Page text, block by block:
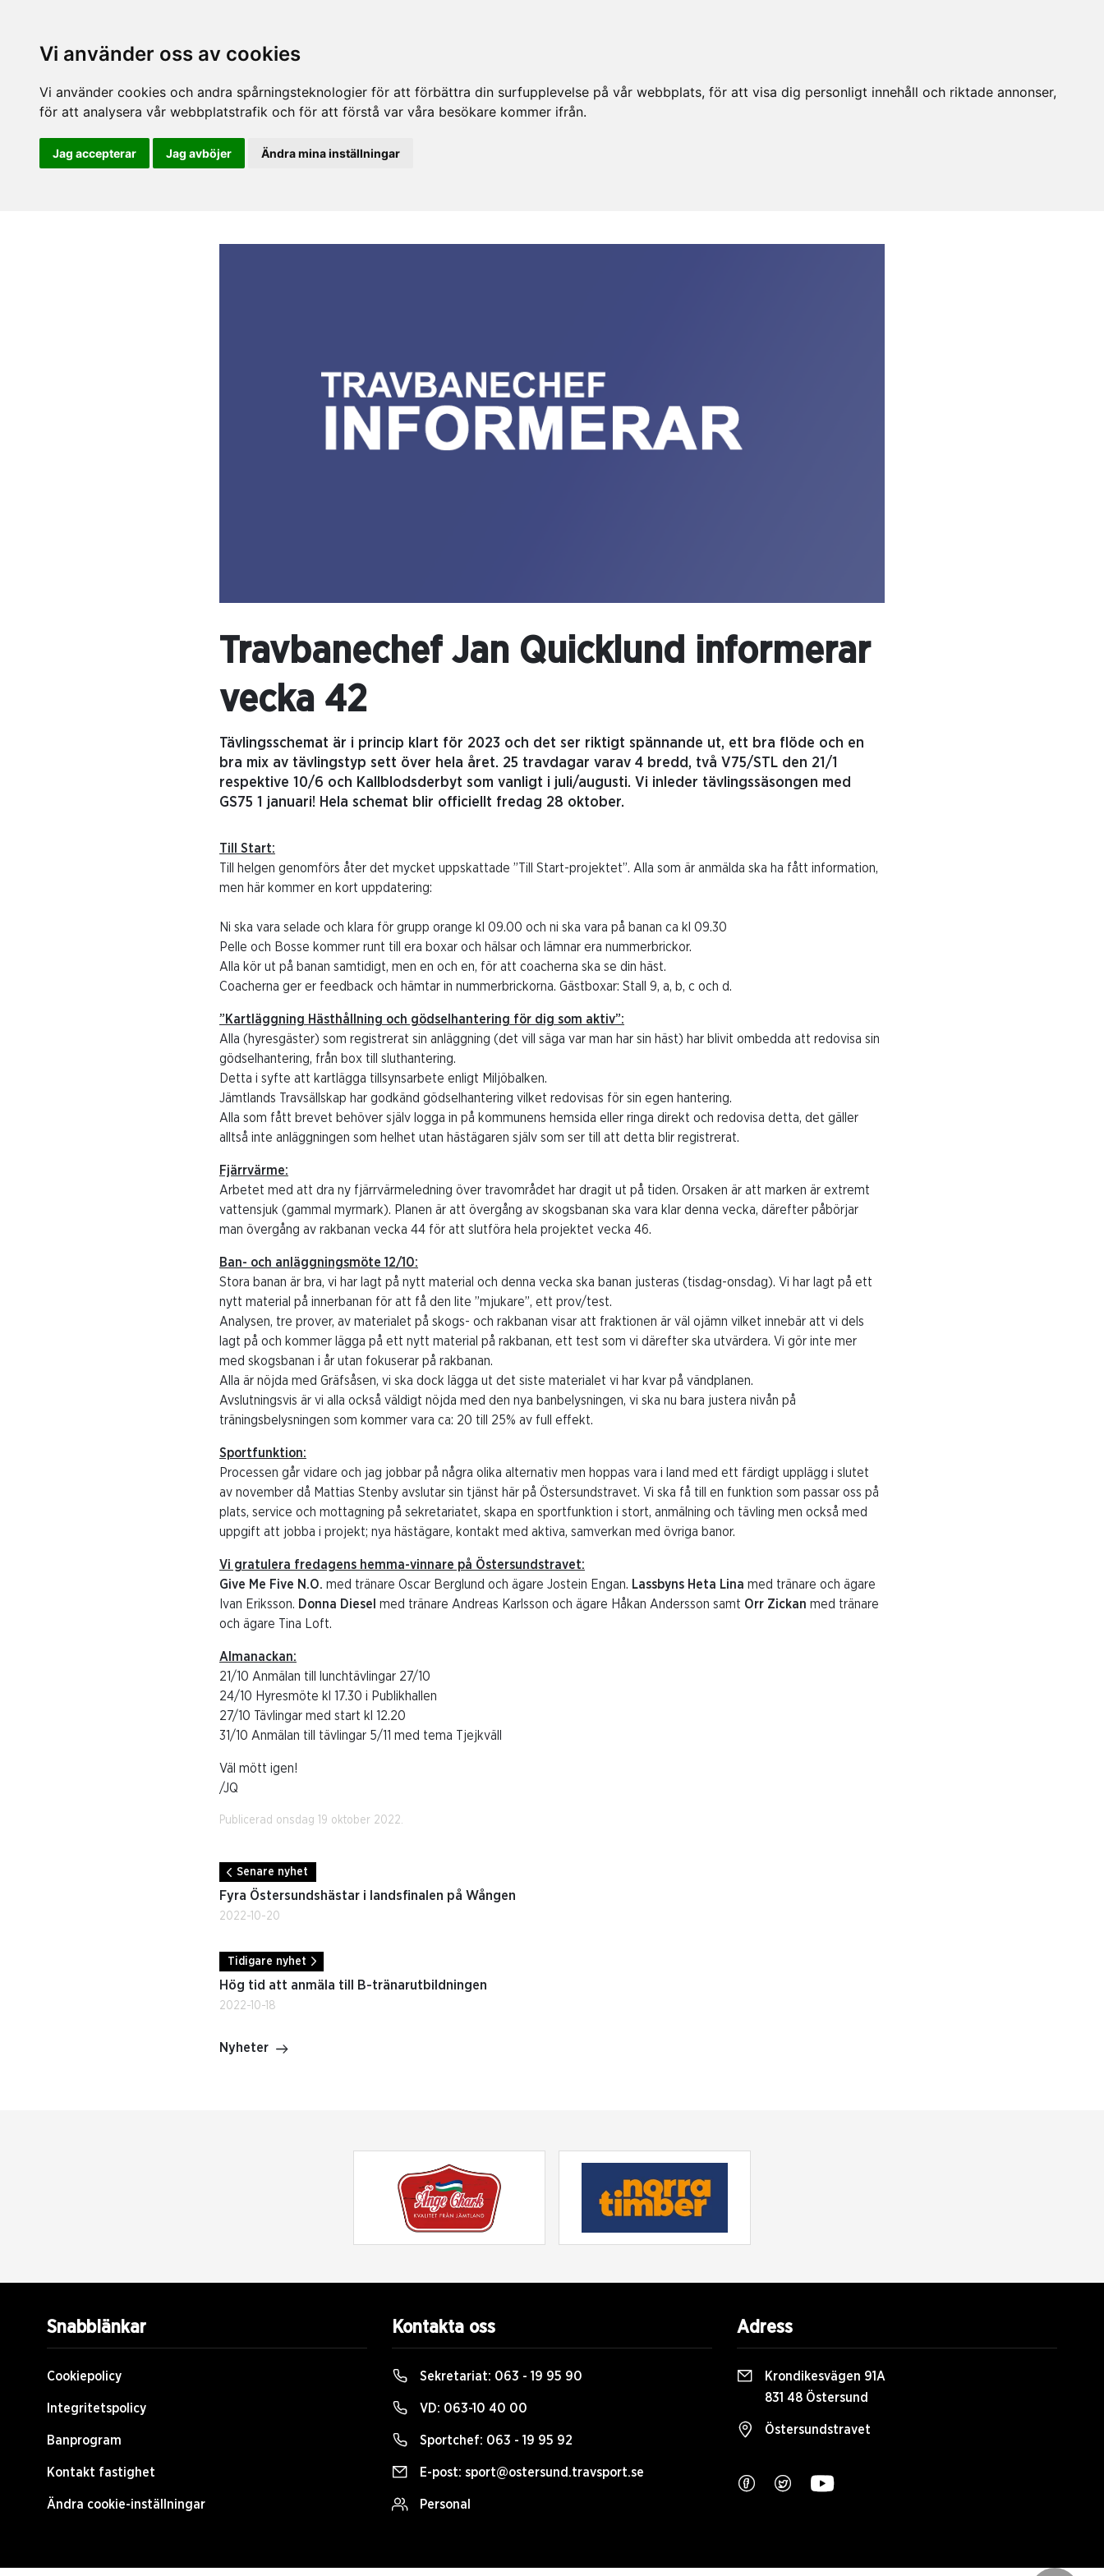
Vi använder oss av cookies
Vi använder cookies och andra spårningsteknologier för att förbättra din surfupplevelse på vår webbplats, för att visa dig personligt innehåll och riktade annonser,
för att analysera vår webbplatstrafik och för att förstå var våra besökare kommer ifrån.
Jag accepterar Jag avböjer Ändra mina inställningar
Travbanechef Jan Quicklund informerar
vecka 42
Tävlingsschemat är i princip klart för 2023 och det ser riktigt spännande ut, ett bra flöde och en
bra mix av tävlingstyp sett över hela året. 25 travdagar varav 4 bredd, två V75/STL den 21/1
respektive 10/6 och Kallblodsderbyt som vanligt i juli/augusti. Vi inleder tävlingssäsongen med
GS75 1 januari! Hela schemat blir officiellt fredag 28 oktober.
Till Start:
Till helgen genomförs åter det mycket uppskattade ”Till Start-projektet”. Alla som är anmälda ska ha fått information,
men här kommer en kort uppdatering:
Ni ska vara selade och klara för grupp orange kl 09.00 och ni ska vara på banan ca kl 09.30
Pelle och Bosse kommer runt till era boxar och hälsar och lämnar era nummerbrickor.
Alla kör ut på banan samtidigt, men en och en, för att coacherna ska se din häst.
Coacherna ger er feedback och hämtar in nummerbrickorna. Gästboxar: Stall 9, a, b, c och d.
”Kartläggning Hästhållning och gödselhantering för dig som aktiv”:
Alla (hyresgäster) som registrerat sin anläggning (det vill säga var man har sin häst) har blivit ombedda att redovisa sin
gödselhantering, från box till sluthantering.
Detta i syfte att kartlägga tillsynsarbete enligt Miljöbalken.
Jämtlands Travsällskap har godkänd gödselhantering vilket redovisas för sin egen hantering.
Alla som fått brevet behöver själv logga in på kommunens hemsida eller ringa direkt och redovisa detta, det gäller
alltså inte anläggningen som helhet utan hästägaren själv som ser till att detta blir registrerat.
Fjärrvärme:
Arbetet med att dra ny fjärrvärmeledning över travområdet har dragit ut på tiden. Orsaken är att marken är extremt
vattensjuk (gammal myrmark). Planen är att övergång av skogsbanan ska vara klar denna vecka, därefter påbörjar
man övergång av rakbanan vecka 44 för att slutföra hela projektet vecka 46.
Ban- och anläggningsmöte 12/10:
Stora banan är bra, vi har lagt på nytt material och denna vecka ska banan justeras (tisdag-onsdag). Vi har lagt på ett
nytt material på innerbanan för att få den lite ”mjukare”, ett prov/test.
Analysen, tre prover, av materialet på skogs- och rakbanan visar att fraktionen är väl ojämn vilket innebär att vi dels
lagt på och kommer lägga på ett nytt material på rakbanan, ett test som vi därefter ska utvärdera. Vi gör inte mer
med skogsbanan i år utan fokuserar på rakbanan.
Alla är nöjda med Gräfsåsen, vi ska dock lägga ut det siste materialet vi har kvar på vändplanen.
Avslutningsvis är vi alla också väldigt nöjda med den nya banbelysningen, vi ska nu bara justera nivån på
träningsbelysningen som kommer vara ca: 20 till 25% av full effekt.
Sportfunktion:
Processen går vidare och jag jobbar på några olika alternativ men hoppas vara i land med ett färdigt upplägg i slutet
av november då Mattias Stenby avslutar sin tjänst här på Östersundstravet. Vi ska få till en funktion som passar oss på
plats, service och mottagning på sekretariatet, skapa en sportfunktion i stort, anmälning och tävling men också med
uppgift att jobba i projekt; nya hästägare, kontakt med aktiva, samverkan med övriga banor.
Vi gratulera fredagens hemma-vinnare på Östersundstravet:
Give Me Five N.O. med tränare Oscar Berglund och ägare Jostein Engan. Lassbyns Heta Lina med tränare och ägare
Ivan Eriksson. Donna Diesel med tränare Andreas Karlsson och ägare Håkan Andersson samt Orr Zickan med tränare
och ägare Tina Loft.
Almanackan:
21/10 Anmälan till lunchtävlingar 27/10
24/10 Hyresmöte kl 17.30 i Publikhallen
27/10 Tävlingar med start kl 12.20
31/10 Anmälan till tävlingar 5/11 med tema Tjejkväll
Väl mött igen!
/JQ
Publicerad onsdag 19 oktober 2022.
Senare nyhet
Fyra Östersundshästar i landsfinalen på Wången
2022-10-20
Tidigare nyhet
Hög tid att anmäla till B-tränarutbildningen
2022-10-18
Nyheter
Snabblänkar
Cookiepolicy
Integritetspolicy
Banprogram
Kontakt fastighet
Ändra cookie-inställningar
Kontakta oss
Sekretariat: 063 - 19 95 90
VD: 063-10 40 00
Sportchef: 063 - 19 95 92
E-post: sport@ostersund.travsport.se
Personal
Adress
Krondikesvägen 91A
831 48 Östersund
Östersundstravet